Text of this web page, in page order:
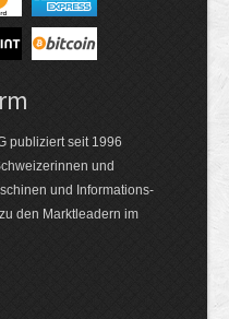
publiziert seit 1996
und
und Informations­
den Markt­leadern im